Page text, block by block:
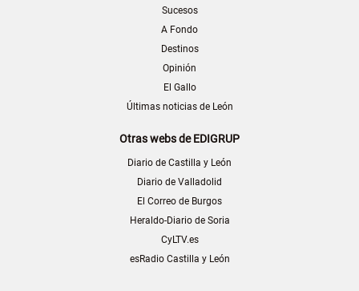
Sucesos
A Fondo
Destinos
Opinión
El Gallo
Últimas noticias de León
Otras webs de EDIGRUP
Diario de Castilla y León
Diario de Valladolid
El Correo de Burgos
Heraldo-Diario de Soria
CyLTV.es
esRadio Castilla y León